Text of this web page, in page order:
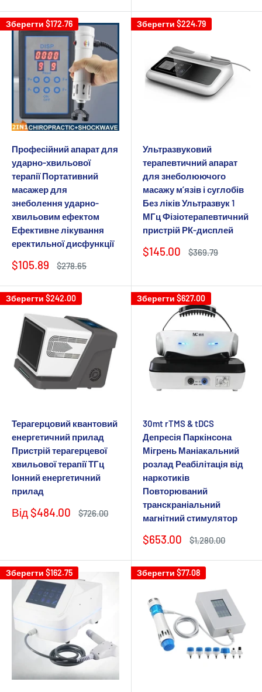
Зберегти $172.76
Професійний апарат для
ударно-хвильової
терапії Портативний
масажер для
знеболення ударно-
хвильовим ефектом
Ефективне лікування
еректильної дисфункції
Ціна
$105.89
Звичайна
$278.65
Зберегти $224.79
Ультразвуковий
терапевтичний апарат
для знеболюючого
масажу м’язів і суглобів
Без ліків Ультразвук 1
МГц Фізіотерапевтичний
пристрій РК-дисплей
Ціна
$145.00
Звичайна
$369.79
Зберегти $242.00
Терагерцовий квантовий
енергетичний прилад
Пристрій терагерцевої
хвильової терапії ТГц
Іонний енергетичний
прилад
Ціна
продажу
Від $484.00
Звичайна
$726.00
Зберегти $627.00
30mt rTMS & tDCS
Депресія Паркінсона
Мігрень Маніакальний
розлад Реабілітація від
наркотиків
Повторюваний
транскраніальний
магнітний стимулятор
Ціна
$653.00
Звичайна
$1,280.00
Зберегти $162.75 Зберегти $77.08